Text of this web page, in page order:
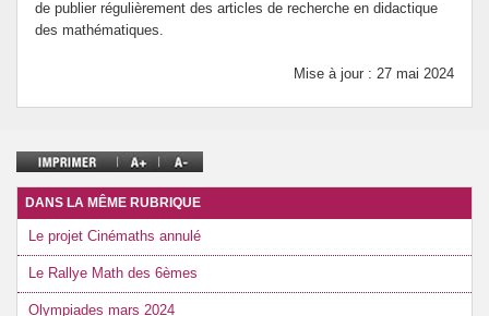
de publier régulièrement des articles de recherche en didactique
des mathématiques.
Mise à jour : 27 mai 2024
DANS LA MÊME RUBRIQUE
Le projet Cinémaths annulé
Le Rallye Math des 6èmes
Olympiades mars 2024